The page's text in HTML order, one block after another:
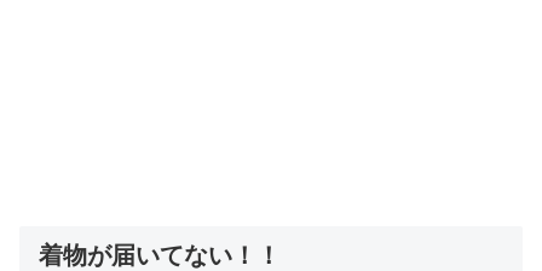
着物が届いてない！！